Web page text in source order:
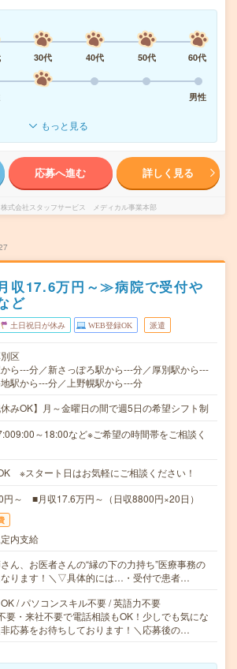
30代 40代 50代
60代
男性
もっと見る
応募へ進む 詳しく見る
株式会社スタッフサービス メディカル事業本部
収17.6万円～≫病院で受付や
ど
土日祝日が休み WEB登録OK 派遣
区
ら---分／新さっぽろ駅から---分／厚別駅から---
駅から---分／上野幌駅から---分
休みOK】月～金曜日の間で週5日の希望シフト制
～18:00など※ご希望の時間帯をご相談く
※スタート日はお気軽にご相談ください！
円～ ■月収17.6万円～（日収8800円×20日）
内支給
ん、お医者さんの“縁の下の力持ち”医療事務の
なります！＼▽具体的には…・受付で患者…
/ パソコンスキル不要 / 英語力不要
要・来社不要で電話相談もOK！少しでも気にな
応募をお待ちしております！＼応募後の…